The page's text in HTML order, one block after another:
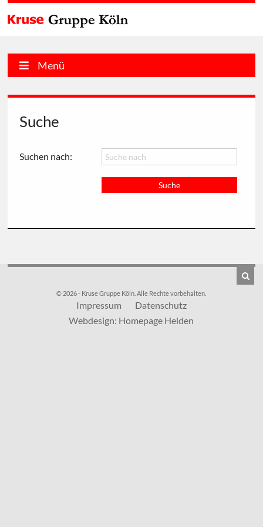
Menü
Suche
Suchen nach:
© 2026 - Kruse Gruppe Köln. Alle Rechte vorbehalten.
Impressum
Datenschutz
Webdesign: Homepage Helden